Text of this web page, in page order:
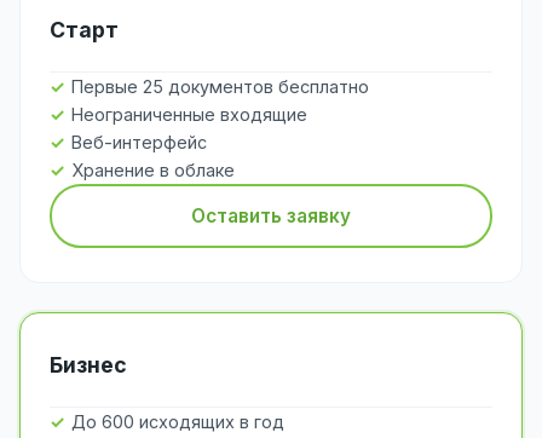
Старт
Первые 25 документов бесплатно
Неограниченные входящие
Веб-интерфейс
Хранение в облаке
Оставить заявку
Бизнес
До 600 исходящих в год